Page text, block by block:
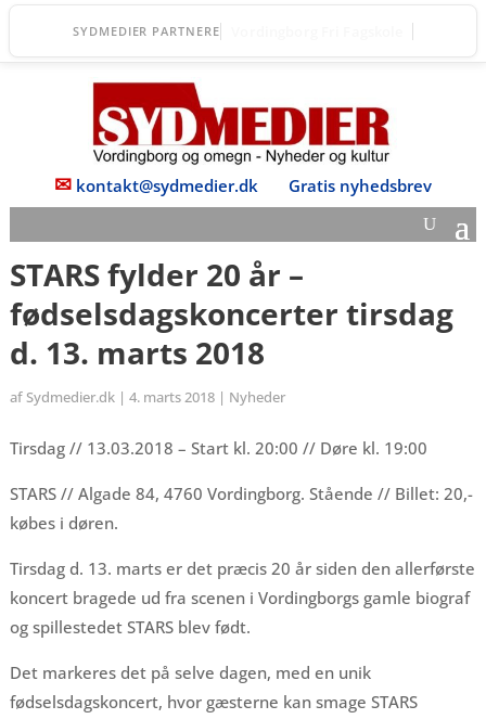
SYDMEDIER PARTNERE
✉ kontakt@sydmedier.dk Gratis nyhedsbrev
STARS fylder 20 år –
fødselsdagskoncerter tirsdag
d. 13. marts 2018
af Sydmedier.dk| 4. marts 2018| Nyheder
Tirsdag // 13.03.2018 – Start kl. 20:00 // Døre kl. 19:00
STARS // Algade 84, 4760 Vordingborg. Stående // Billet: 20,-
købes i døren.
Tirsdag d. 13. marts er det præcis 20 år siden den allerførste
koncert bragede ud fra scenen i Vordingborgs gamle biograf
og spillestedet STARS blev født.
Det markeres det på selve dagen, med en unik
fødselsdagskoncert, hvor gæsterne kan smage STARS